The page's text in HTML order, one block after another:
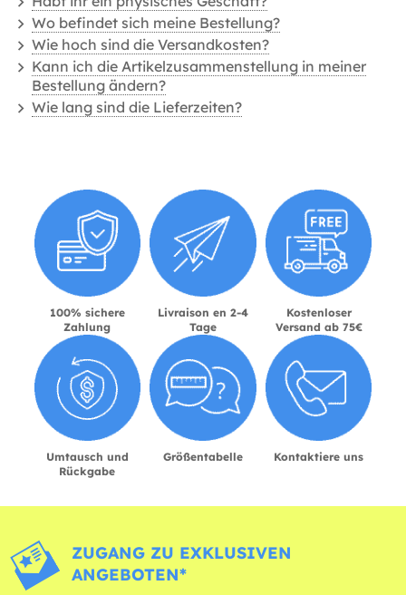
Wo befindet sich meine Bestellung?
Wie hoch sind die Versandkosten?
Kann ich die Artikelzusammenstellung in meiner
Bestellung ändern?
Wie lang sind die Lieferzeiten?
100% sichere
Zahlung
Livraison en 2-4
Tage
Kostenloser
Versand ab 75€
Umtausch und
Rückgabe
Größentabelle Kontaktiere uns
ZUGANG ZU EXKLUSIVEN
ANGEBOTEN*